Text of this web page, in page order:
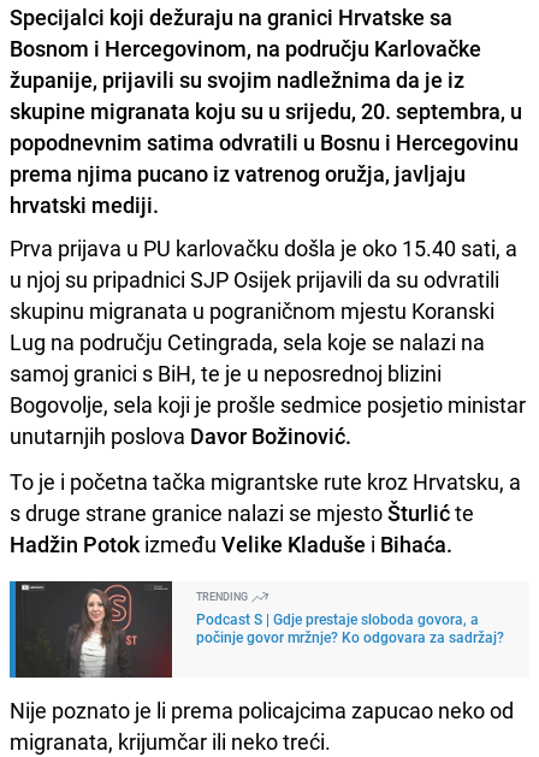
Specijalci koji dežuraju na granici Hrvatske sa
Bosnom i Hercegovinom, na području Karlovačke
županije, prijavili su svojim nadležnima da je iz
skupine migranata koju su u srijedu, 20. septembra, u
popodnevnim satima odvratili u Bosnu i Hercegovinu
prema njima pucano iz vatrenog oružja, javljaju
hrvatski mediji.
Prva prijava u PU karlovačku došla je oko 15.40 sati, a
u njoj su pripadnici SJP Osijek prijavili da su odvratili
skupinu migranata u pograničnom mjestu Koranski
Lug na području Cetingrada, sela koje se nalazi na
samoj granici s BiH, te je u neposrednoj blizini
Bogovolje, sela koji je prošle sedmice posjetio ministar
unutarnjih poslova Davor Božinović.
To je i početna tačka migrantske rute kroz Hrvatsku, a
s druge strane granice nalazi se mjestoŠturlićte
Hadžin Potok između Velike Kladuše i Bihaća.
TRENDING
Podcast S | Gdje prestaje sloboda govora, a
počinje govor mržnje? Ko odgovara za sadržaj?
Nije poznato je li prema policajcima zapucao neko od
migranata, krijumčar ili neko treći.